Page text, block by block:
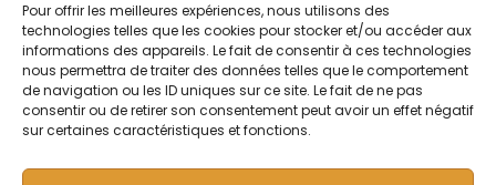
Pour offrir les meilleures expériences, nous utilisons des
technologies telles que les cookies pour stocker et/ou accéder aux
informations des appareils. Le fait de consentir à ces technologies
nous permettra de traiter des données telles que le comportement
de navigation ou les ID uniques sur ce site. Le fait de ne pas
consentir ou de retirer son consentement peut avoir un effet négatif
sur certaines caractéristiques et fonctions.
011-003-023 – Bouteille
100 ml PFA
Flacon en PFA – capacité
100 ml avec système de
fermeture GL45. Livré avec
bouchon 011-003-013